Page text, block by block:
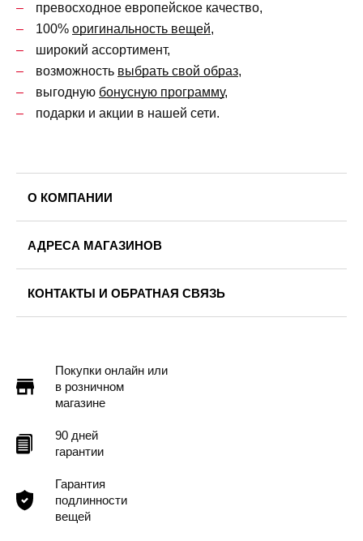
О КОМПАНИИ
АДРЕСА МАГАЗИНОВ
КОНТАКТЫ И ОБРАТНАЯ СВЯЗЬ
превосходное европейское качество,
100% оригинальность вещей,
широкий ассортимент,
возможность выбрать свой образ,
выгодную бонусную программу,
подарки и акции в нашей сети.
Покупки онлайн или
в розничном
магазине
90 дней
гарантии
Гарантия
подлинности
вещей